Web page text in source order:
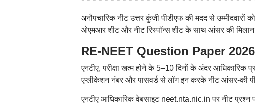
अनौपचारिक नीट उत्तर कुंजी पीडीएफ की मदद से
ओएमआर शीट और नीट रिस्पॉन्स शीट के साथ आंसर की
RE-NEET Question Paper
एनटीए, परीक्षा खत्म होने के 5–10 दिनों के अंदर
एप्लीकेशन नंबर और पासवर्ड से लॉग इन करके नीट आंसर-की
एनटीए आधिकारिक वेबसाइट neet.nta.nic.in पर नीट प्रश्न